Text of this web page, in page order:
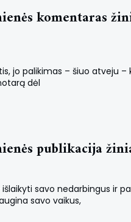
komentaras
jo palikimas – šiuo atveju
dėl
publikacija
savo nedarbingus ir
savo vaikus,